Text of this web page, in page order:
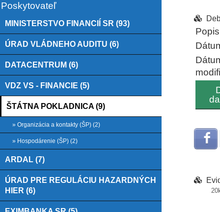
Poskytovateľ
MINISTERSTVO FINANCIÍ SR (93)
ÚRAD VLÁDNEHO AUDITU (6)
DATACENTRUM (6)
VDZ VS - FINANCIE (5)
ŠTÁTNA POKLADNICA (9)
» Organizácia a kontakty (ŠP) (2)
» Hospodárenie (ŠP) (2)
ARDAL (7)
ÚRAD PRE REGULÁCIU HAZARDNÝCH
HIER (6)